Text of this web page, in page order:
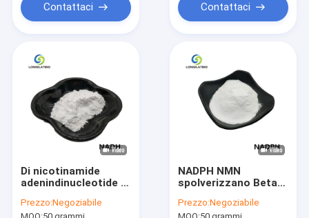
Contattaci Contattaci
Di nicotinamide
adenindinucleotide di
Pharma spolverizza
Prezzo:Negoziabile
NADPH NMN
spolverizzano Beta
Adenine Dinucleotide
Prezzo:Negoziabile